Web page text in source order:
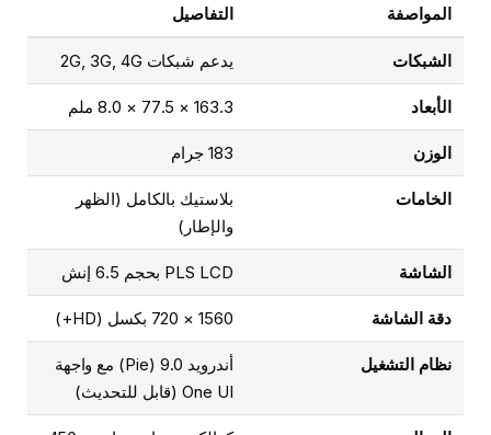
المواصفة التفاصيل
الشبكات يدعم شبكات 2G, 3G, 4G
الأبعاد 163.3 × 77.5 × 8.0 ملم
الوزن 183 جرام
الخامات
بلاستيك بالكامل (الظهر
والإطار)
الشاشة PLS LCD بحجم 6.5 إنش
دقة الشاشة 1560 × 720 بكسل (HD+)
نظام التشغيل
أندرويد 9.0 (Pie) مع واجهة
One UI (قابل للتحديث)